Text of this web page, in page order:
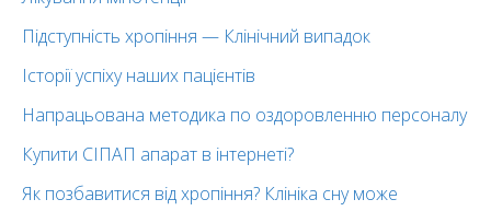
Підступність хропіння — Клінічний випадок
Історії успіху наших пацієнтів
Напрацьована методика по оздоровленню персоналу
Купити СІПАП апарат в інтернеті?
Як позбавитися від хропіння? Клініка сну може